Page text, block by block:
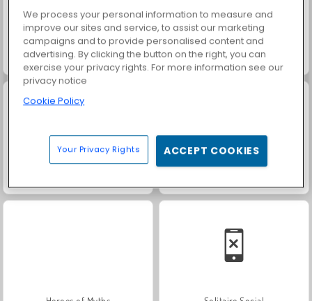
Scala 40 Family Relics
We process your personal information to measure and
improve our sites and service, to assist our marketing
campaigns and to provide personalised content and
advertising. By clicking the button on the right, you can
exercise your privacy rights. For more information see our
privacy notice
Cookie Policy
Your Privacy Rights ACCEPT COOKIES